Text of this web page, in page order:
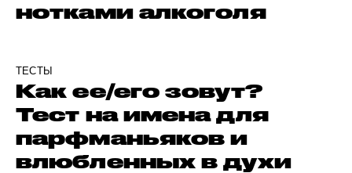
нотками алкоголя
ТЕСТЫ
Как ее/его зовут?
Тест на имена для
парфманьяков и
влюбленных в духи